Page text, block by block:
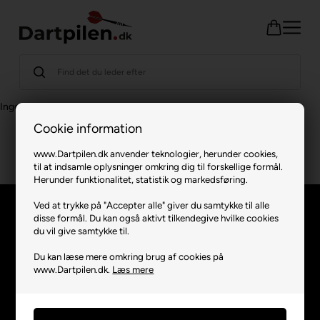
Cookie information
www.Dartpilen.dk anvender teknologier, herunder cookies,
til at indsamle oplysninger omkring dig til forskellige formål.
Herunder funktionalitet, statistik og markedsføring.
Ved at trykke på "Accepter alle" giver du samtykke til alle
disse formål. Du kan også aktivt tilkendegive hvilke cookies
du vil give samtykke til.
Du kan læse mere omkring brug af cookies på
www.Dartpilen.dk. Læs mere
Ingen varer fundet
Dartpilen
Sognevejen 18
8380 Trige
Information